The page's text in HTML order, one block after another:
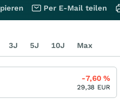
Per E-Mail teilen
3J 5J 10J Max
-7,60%
29,38 EUR